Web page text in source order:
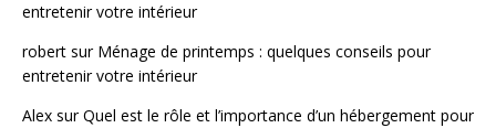
entretenir votre intérieur
robert sur Ménage de printemps : quelques conseils pour
entretenir votre intérieur
Alex surQuel est le rôle et l’importance d’un hébergement pour